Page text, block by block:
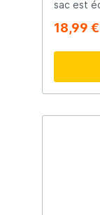
sac est
18,99